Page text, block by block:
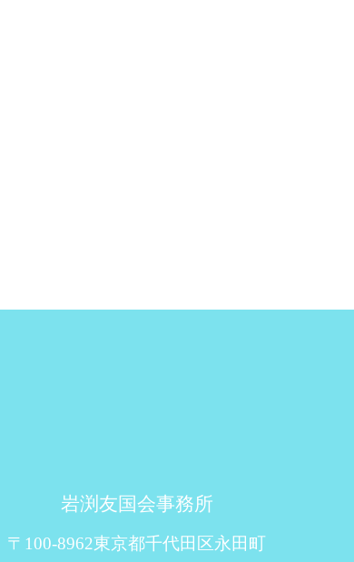
岩渕友国会事務所
〒100-8962東京都千代田区永田町